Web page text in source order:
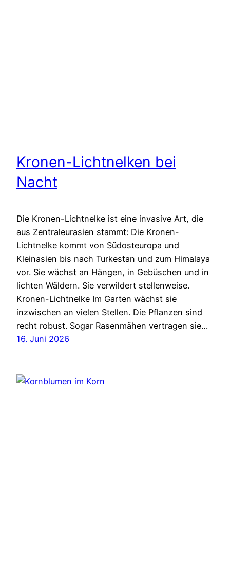
Kronen-Lichtnelken bei
Nacht
Die Kronen-Lichtnelke ist eine invasive Art, die
aus Zentraleurasien stammt: Die Kronen-
Lichtnelke kommt von Südosteuropa und
Kleinasien bis nach Turkestan und zum Himalaya
vor. Sie wächst an Hängen, in Gebüschen und in
lichten Wäldern. Sie verwildert stellenweise.
Kronen-Lichtnelke Im Garten wächst sie
inzwischen an vielen Stellen. Die Pflanzen sind
recht robust. Sogar Rasenmähen vertragen sie…
16. Juni 2026